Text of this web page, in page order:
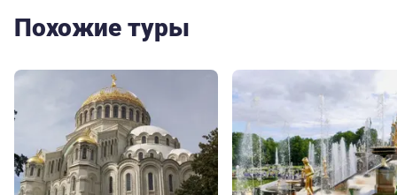
Похожие туры